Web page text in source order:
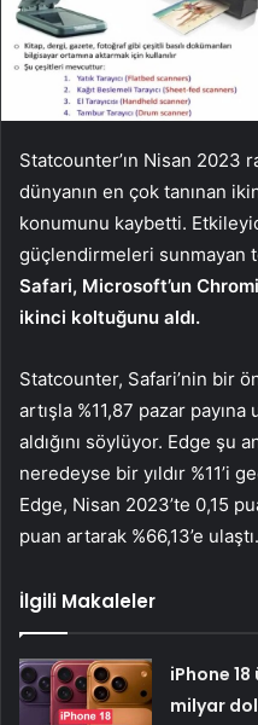
Statcounter’ın Nisan 2023
dünyanın en çok tanınan
konumunu kaybetti.
güçlendirmeleri sunmayan
Safari, Microsoft’un
ikinci koltuğunu aldı.
Statcounter, Safari’nin bir
artışla %11,87 pazar payına
aldığını söylüyor. Edge şu
neredeyse bir yıldır %11’i
Edge, Nisan 2023’te 0,15
puan artarak %66,13’e ulaştı.
İlgili Makaleler
iPhone
milyar